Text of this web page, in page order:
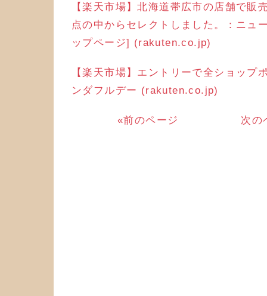
【楽天市場】北海道帯広市の店舗で販
点の中からセレクトしました。：ニュ
ップページ] (rakuten.co.jp)
【楽天市場】エントリーで全ショップ
ンダフルデー (rakuten.co.jp)
«前のページ 次の